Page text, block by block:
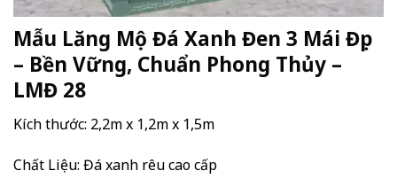
Mẫu Lăng Mộ Đá Xanh Đen 3 Mái Đẹp
– Bền Vững, Chuẩn Phong Thủy –
LMĐ 28
Kích thước: 2,2m x 1,2m x 1,5m
Chất Liệu: Đá xanh rêu cao cấp